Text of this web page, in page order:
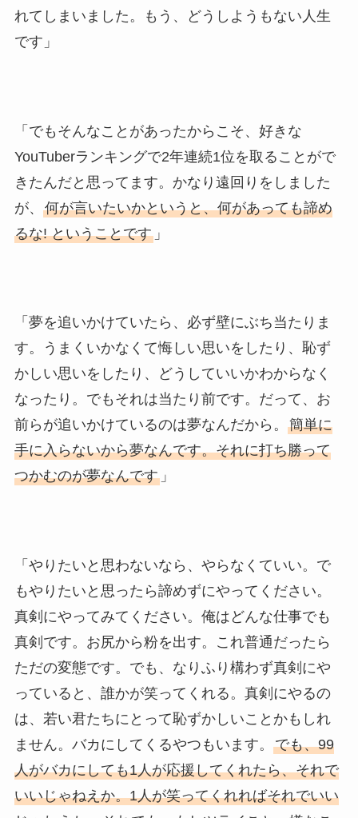
れてしまいました。もう、どうしようもない人生
です」
「でもそんなことがあったからこそ、好きな
YouTuberランキングで2年連続1位を取ることがで
きたんだと思ってます。かなり遠回りをしました
が、 何が言いたいかというと、何があっても諦め
るな! ということです」
「夢を追いかけていたら、必ず壁にぶち当たりま
す。うまくいかなくて悔しい思いをしたり、恥ず
かしい思いをしたり、どうしていいかわからなく
なったり。でもそれは当たり前です。だって、お
前らが追いかけているのは夢なんだから。 簡単に
手に入らないから夢なんです。それに打ち勝って
つかむのが夢なんです」
「やりたいと思わないなら、やらなくていい。で
もやりたいと思ったら諦めずにやってください。
真剣にやってみてください。俺はどんな仕事でも
真剣です。お尻から粉を出す。これ普通だったら
ただの変態です。でも、なりふり構わず真剣にや
っていると、誰かが笑ってくれる。真剣にやるの
は、若い君たちにとって恥ずかしいことかもしれ
ません。バカにしてくるやつもいます。 でも、99
人がバカにしても1人が応援してくれたら、それで
いいじゃねえか。1人が笑ってくれればそれでいい